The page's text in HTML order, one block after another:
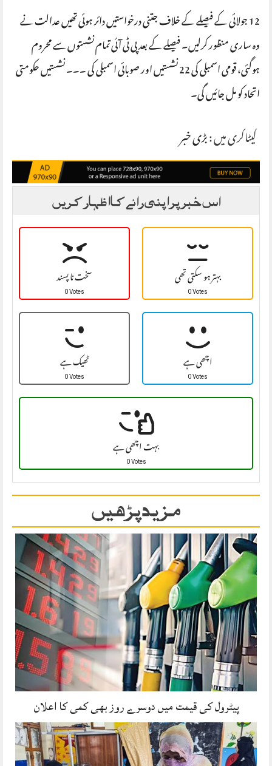
12 جولائی کے فیصلے کے خلاف جتنی درخواستیں دائر ہوئی تھیں عدالت نے
وہ ساری منظور کرلیں۔ فیصلے کے بعد پی ٹی آئی تمام نشستوں سے محروم
ہوگئی، قومی اسمبلی کی 22 نشستیں اور صوبائی اسمبلی کی ۔۔۔ نشستیں حکومتی
اتحاد کو مل جائیں گی۔
کیٹاگری میں :بڑی خبر
اس خبر پر اپنی رائے کا اظہار کریں
سخت نا پسند
0 Votes بہتر ہو سکتی تھی
0 Votes
ٹھیک ہے
0 Votes اچھی ہے
0 Votes
بہت اچھی ہے
0 Votes
مزید پڑھیں
پیٹرول کی قیمت میں دوسرے روز بھی کمی کا اعلان